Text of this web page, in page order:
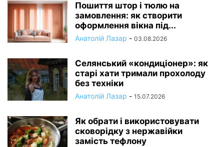
Пошиття штор і тюлю на
замовлення: як створити
оформлення вікна під...
Анатолій Лазар - 03.08.2026
Селянський «кондиціонер»: як
старі хати тримали прохолоду
без техніки
Анатолій Лазар - 15.07.2026
Як обрати і використовувати
сковорідку з нержавійки
замість тефлону